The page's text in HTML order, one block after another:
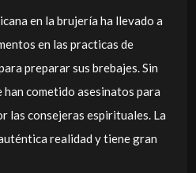
en la brujería ha llevado a
en las practicas de
preparar sus brebajes. Sin
han cometido asesinatos para
las consejeras espirituales. La
realidad y tiene gran